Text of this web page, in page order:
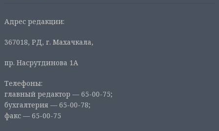
Адрес редакции:
367018, РД, г. Махачкала,
пр. Насрутдинова 1А
Телефоны:
главный редактор — 65-00-75;
бухгалтерия — 65-00-78;
факс — 65-00-75